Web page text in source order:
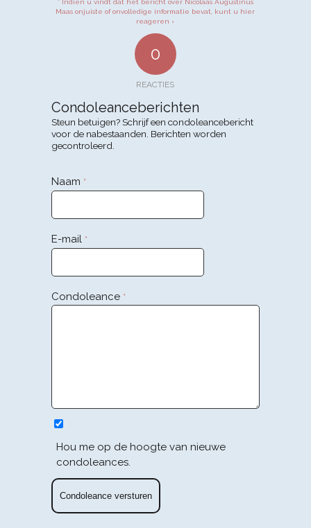
* Indien u vindt dat het bericht over Nicolaas Augustinus
Maas onjuiste of onvolledige informatie bevat, kunt u hier
reageren ›
0
REACTIES
Condoleanceberichten
Steun betuigen? Schrijf een condoleancebericht
voor de nabestaanden. Berichten worden
gecontroleerd.
Naam *
E-mail *
Condoleance *
Hou me op de hoogte van nieuwe
condoleances.